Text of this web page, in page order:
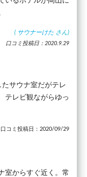
( サウナーけた さん)
口コミ投稿日：2020.9.29
サウナ室だがテレ
テレビ観ながらゆっ
口コミ投稿日：2020/09/29
室からすぐ近く。常